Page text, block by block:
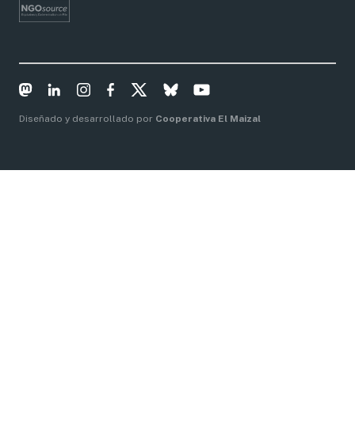
Diseñado y desarrollado por Cooperativa El Maizal